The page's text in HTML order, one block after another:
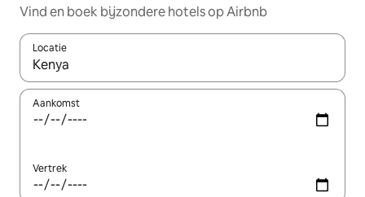
Vind en boek bijzondere hotels op Airbnb
Locatie
Wanneer er suggesties beschikbaar zijn, maak je een keuze
Aankomst
Vertrek